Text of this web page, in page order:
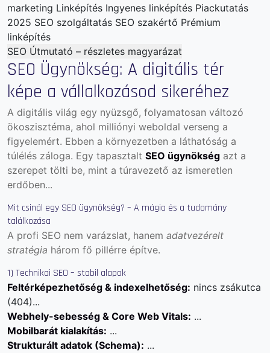
marketing Linképítés Ingyenes linképítés Piackutatás
2025 SEO szolgáltatás SEO szakértő Prémium
linképítés
SEO Útmutató – részletes magyarázat
SEO Ügynökség: A digitális tér
képe a vállalkozásod sikeréhez
A digitális világ egy nyüzsgő, folyamatosan változó
ökoszisztéma, ahol milliónyi weboldal verseng a
figyelemért. Ebben a környezetben a láthatóság a
túlélés záloga. Egy tapasztalt SEO ügynökség azt a
szerepet tölti be, mint a túravezető az ismeretlen
erdőben...
Mit csinál egy SEO ügynökség? – A mágia és a tudomány
találkozása
A profi SEO nem varázslat, hanem adatvezérelt
stratégia három fő pillérre építve.
1) Technikai SEO – stabil alapok
Feltérképezhetőség & indexelhetőség: nincs zsákutca
(404)...
Webhely-sebesség & Core Web Vitals: ...
Mobilbarát kialakítás: ...
Strukturált adatok (Schema): ...